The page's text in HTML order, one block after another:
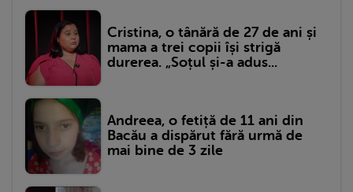
Cristina, o tânără de 27 de ani și
mama a trei copii își strigă
durerea. „Soțul și-a adus...
Andreea, o fetiță de 11 ani din
Bacău a dispărut fără urmă de
mai bine de 3 zile